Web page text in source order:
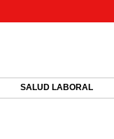
SALUD LABORAL